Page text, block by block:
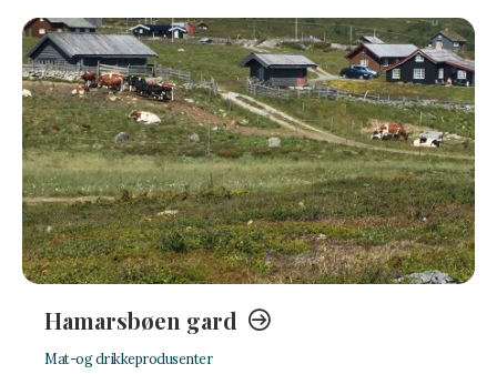
Hamarsbøen gard
Mat-og drikkeprodusenter